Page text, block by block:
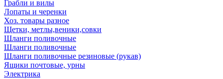
Грабли и вилы
Лопаты и черенки
Хоз. товары разное
Щетки, метлы,веники,совки
Шланги поливочные
Шланги поливочные
Шланги поливочные резиновые (рукав)
Ящики почтовые, урны
Электрика